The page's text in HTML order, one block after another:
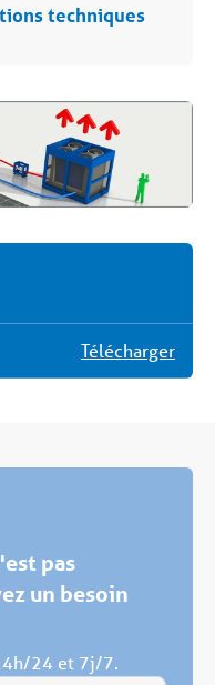
Télécharger
techniques
pas
un besoin
24 et 7j/7.